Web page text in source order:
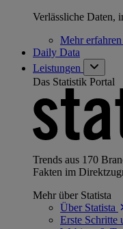
Verlässliche Daten,
Mehrerfahren
Daily Data
Leistungen
Das Statistik Portal
Trends aus 170
Fakten im
Mehr über Statista
Über Statista
Erste Schritte